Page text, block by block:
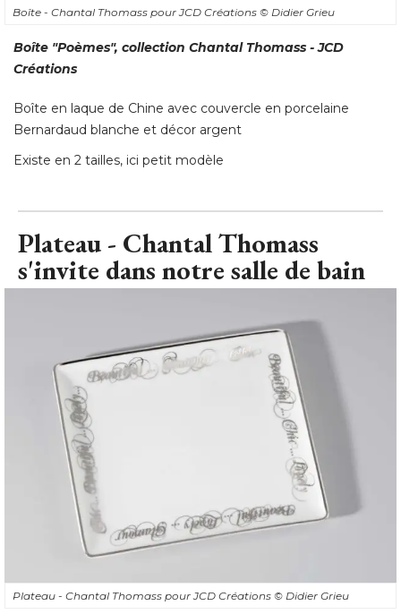
Boîte - Chantal Thomass pour JCD Créations © Didier Grieu
Boîte "Poèmes", collection Chantal Thomass - JCD
Créations
Boîte en laque de Chine avec couvercle en porcelaine
Bernardaud blanche et décor argent
Existe en 2 tailles, ici petit modèle
Plateau - Chantal Thomass
s'invite dans notre salle de bain
Plateau - Chantal Thomass pour JCD Créations © Didier Grieu